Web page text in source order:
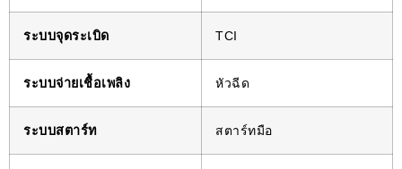
ระบบจุดระเบิด TCI
ระบบจ่ายเชื้อเพลิง หัวฉีด
ระบบสตาร์ท สตาร์ทมือ